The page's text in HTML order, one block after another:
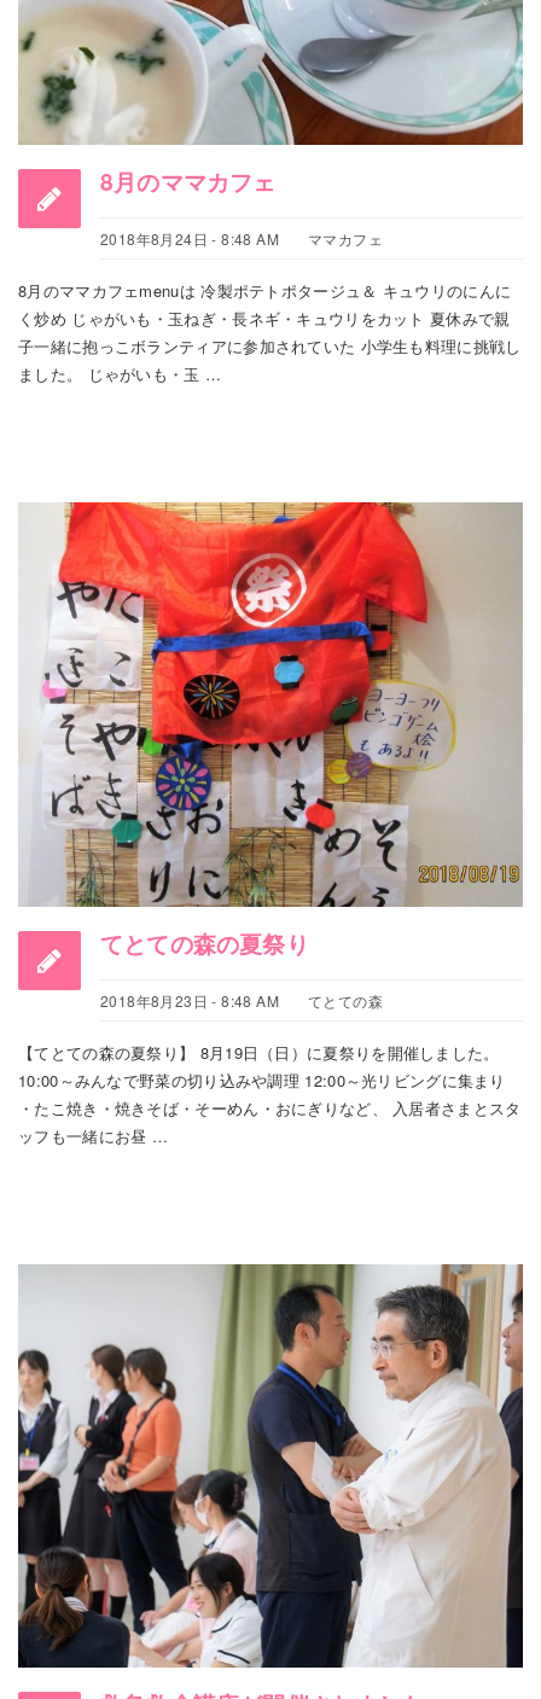
8月のママカフェ
2018年8月24日 - 8:48 AM ママカフェ
8月のママカフェmenuは 冷製ポテトポタージュ＆ キュウリのにんに
く炒め じゃがいも・玉ねぎ・長ネギ・キュウリをカット 夏休みで親
子一緒に抱っこボランティアに参加されていた 小学生も料理に挑戦し
ました。 じゃがいも・玉 …
てとての森の夏祭り
2018年8月23日 - 8:48 AM てとての森
【てとての森の夏祭り】 8月19日（日）に夏祭りを開催しました。
10:00～みんなで野菜の切り込みや調理 12:00～光リビングに集まり
・たこ焼き・焼きそば・そーめん・おにぎりなど、 入居者さまとスタ
ッフも一緒にお昼 …